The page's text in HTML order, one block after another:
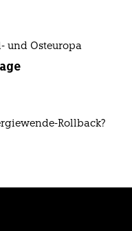
und Osteuropa
Rollback?